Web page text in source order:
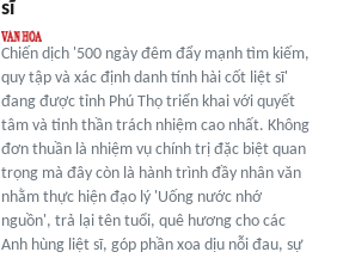
sĩ
Chiến dịch '500 ngày đêm đẩy mạnh tìm kiếm,
quy tập và xác định danh tính hài cốt liệt sĩ'
đang được tỉnh Phú Thọ triển khai với quyết
tâm và tinh thần trách nhiệm cao nhất. Không
đơn thuần là nhiệm vụ chính trị đặc biệt quan
trọng mà đây còn là hành trình đầy nhân văn
nhằm thực hiện đạo lý 'Uống nước nhớ
nguồn', trả lại tên tuổi, quê hương cho các
Anh hùng liệt sĩ, góp phần xoa dịu nỗi đau, sự